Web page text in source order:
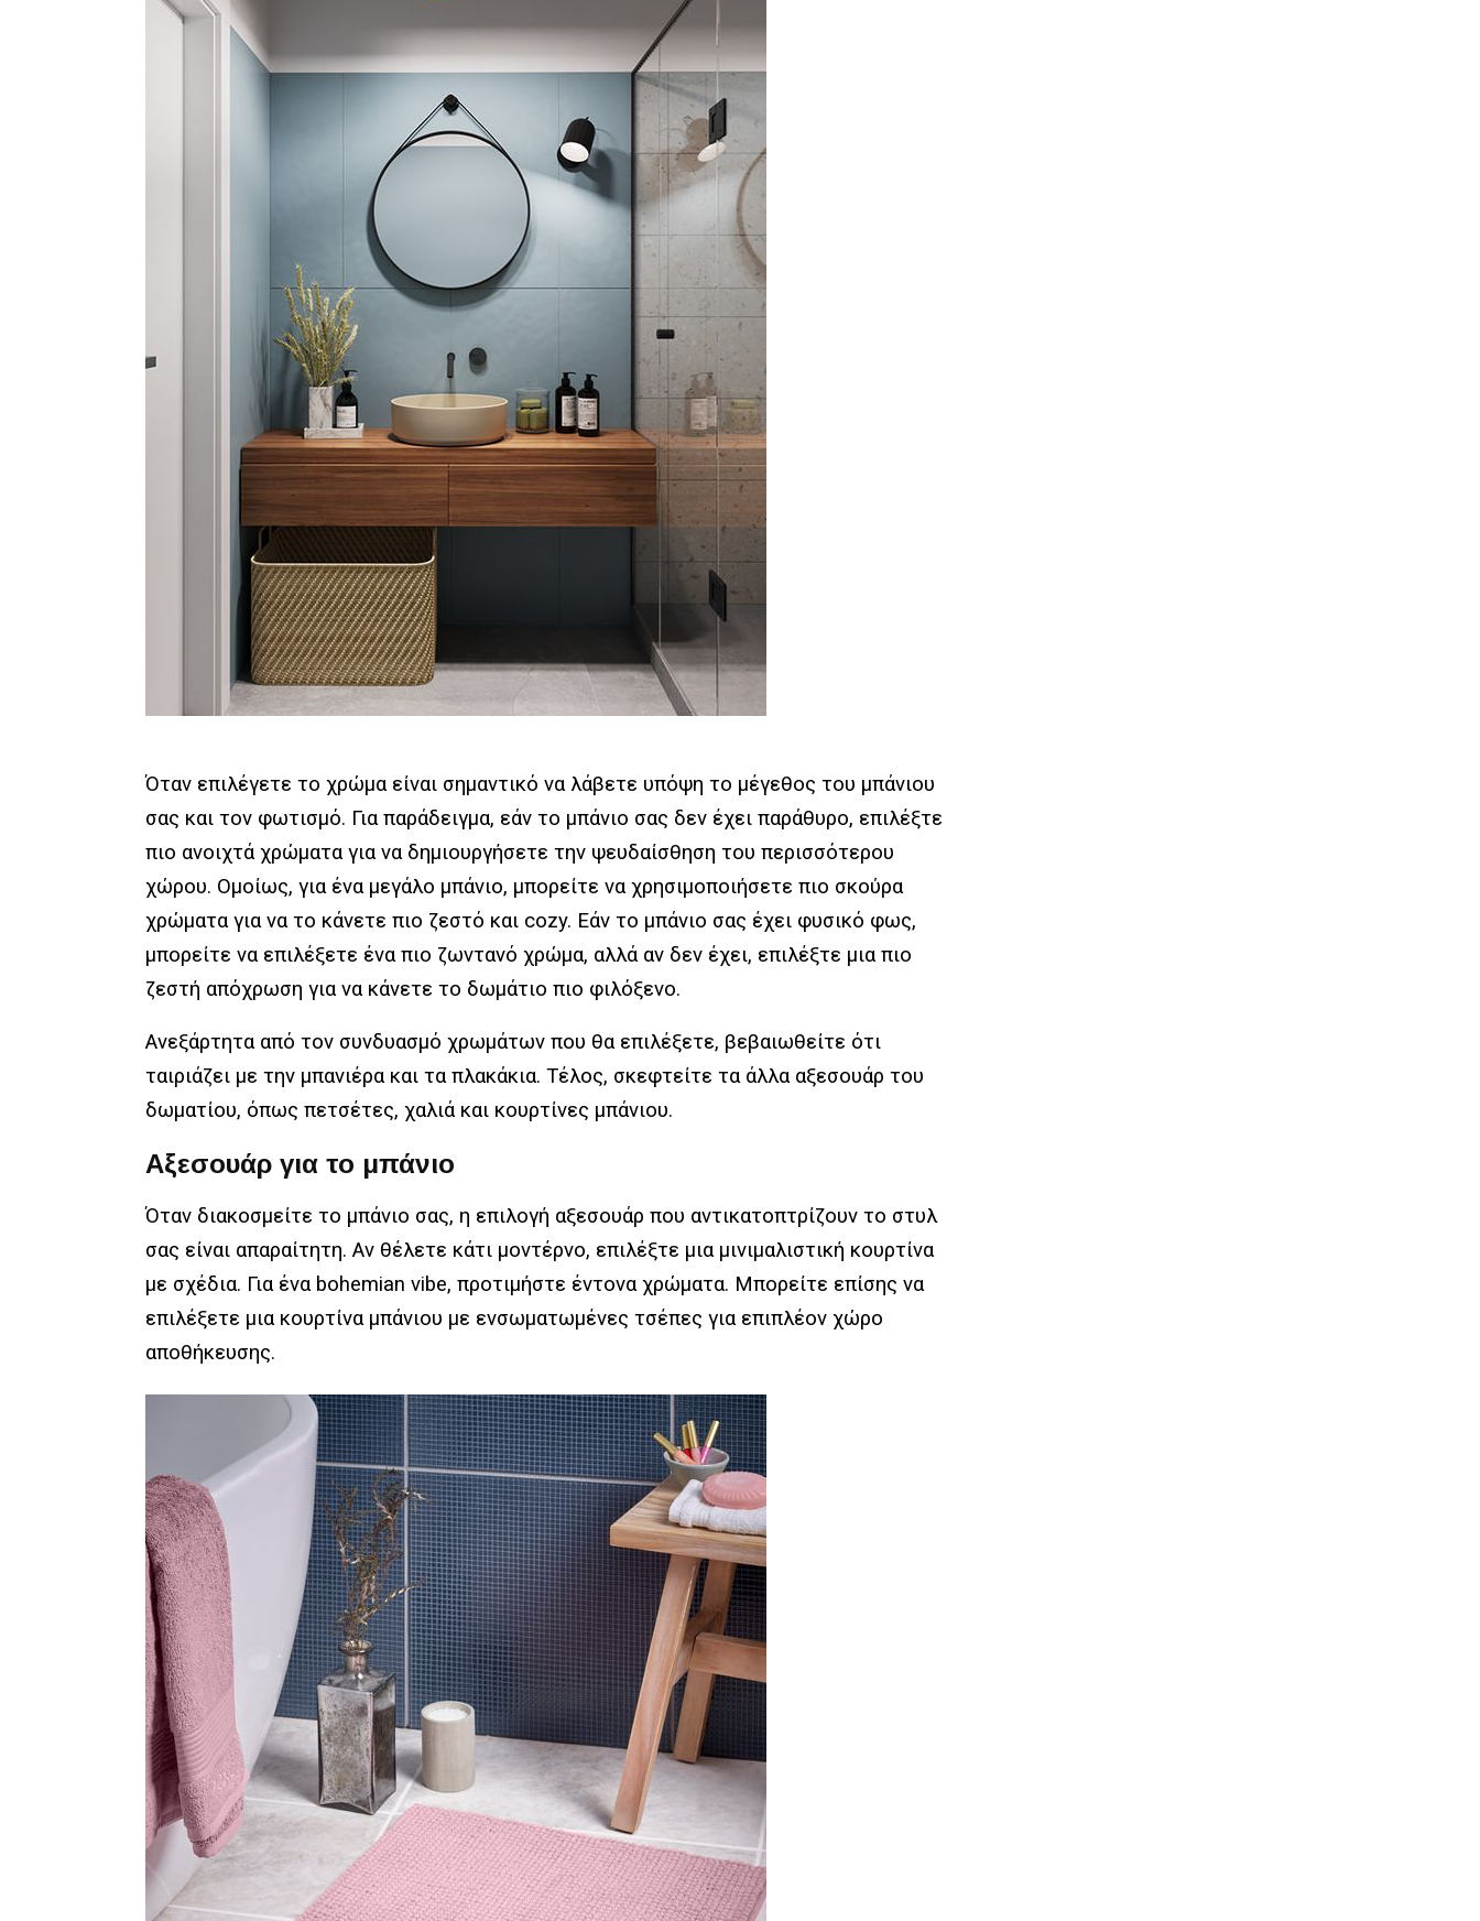
Όταν επιλέγετε το χρώμα είναι σημαντικό να λάβετε υπόψη το μέγεθος του μπάνιου
σας και τον φωτισμό. Για παράδειγμα, εάν το μπάνιο σας δεν έχει παράθυρο, επιλέξτε
πιο ανοιχτά χρώματα για να δημιουργήσετε την ψευδαίσθηση του περισσότερου
χώρου. Ομοίως, για ένα μεγάλο μπάνιο, μπορείτε να χρησιμοποιήσετε πιο σκούρα
χρώματα για να το κάνετε πιο ζεστό και cozy. Εάν το μπάνιο σας έχει φυσικό φως,
μπορείτε να επιλέξετε ένα πιο ζωντανό χρώμα, αλλά αν δεν έχει, επιλέξτε μια πιο
ζεστή απόχρωση για να κάνετε το δωμάτιο πιο φιλόξενο.
Ανεξάρτητα από τον συνδυασμό χρωμάτων που θα επιλέξετε, βεβαιωθείτε ότι
ταιριάζει με την μπανιέρα και τα πλακάκια. Τέλος, σκεφτείτε τα άλλα αξεσουάρ του
δωματίου, όπως πετσέτες, χαλιά και κουρτίνες μπάνιου.
Αξεσουάρ για το μπάνιο
Όταν διακοσμείτε το μπάνιο σας, η επιλογή αξεσουάρ που αντικατοπτρίζουν το στυλ
σας είναι απαραίτητη. Αν θέλετε κάτι μοντέρνο, επιλέξτε μια μινιμαλιστική κουρτίνα
με σχέδια. Για ένα bohemian vibe, προτιμήστε έντονα χρώματα. Μπορείτε επίσης να
επιλέξετε μια κουρτίνα μπάνιου με ενσωματωμένες τσέπες για επιπλέον χώρο
αποθήκευσης.